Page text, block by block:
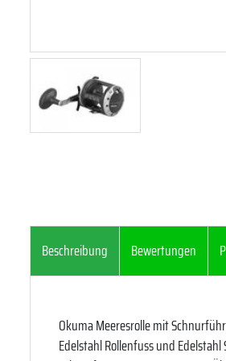
Beschreibung Bewertungen
Okuma Meeresrolle mit
Edelstahl Rollenfuss und